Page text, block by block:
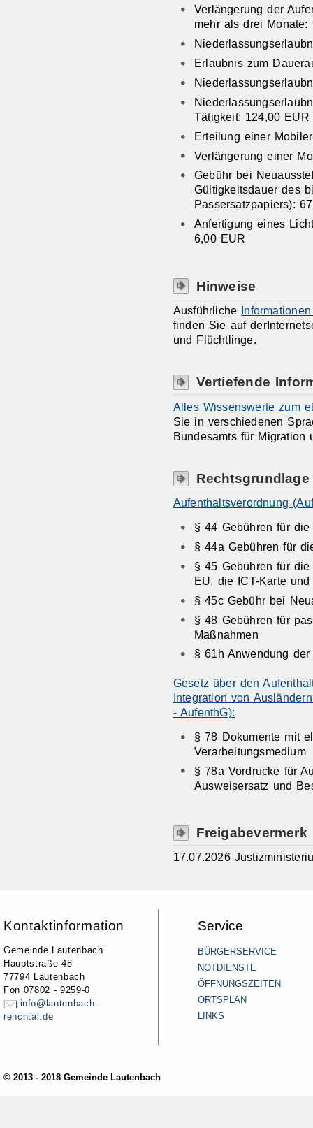
Verlängerung der
mehr als drei Monate:
Erlaubnis zum
Tätigkeit: 124,00 EUR
Erteilung einer
Verlängerung einer
Gebühr bei
Gültigkeitsdauer des
Passersatzpapiers):
Anfertigung eines
6,00 EUR
Hinweise
Ausführliche
finden Sie auf
und Flüchtlinge.
Vertiefende
Alles Wissenswerte zum
Sie in verschiedenen
Bundesamts für Migration
Rechtsgrundlage
Aufenthaltsverordnung
§ 44 Gebühren für
§ 44a Gebühren für
§ 45 Gebühren für
EU, die ICT-Karte
§ 45c Gebühr bei
§ 48 Gebühren für
Maßnahmen
§ 61h Anwendung
Gesetz über den
Integration von
- AufenthG):
§ 78 Dokumente mit
Verarbeitungsmedium
§ 78a Vordrucke für
Ausweisersatz und
Freigabevermerk
17.07.2026
Kontaktinformation
Gemeinde Lautenbach
Hauptstraße 48
77794 Lautenbach
Fon 07802 - 9259-0
info@lautenbach-
renchtal.de
Service
BÜRGERSERVICE
NOTDIENSTE
ÖFFNUNGSZEITEN
ORTSPLAN
LINKS
© 2013 - 2018 Gemeinde Lautenbach